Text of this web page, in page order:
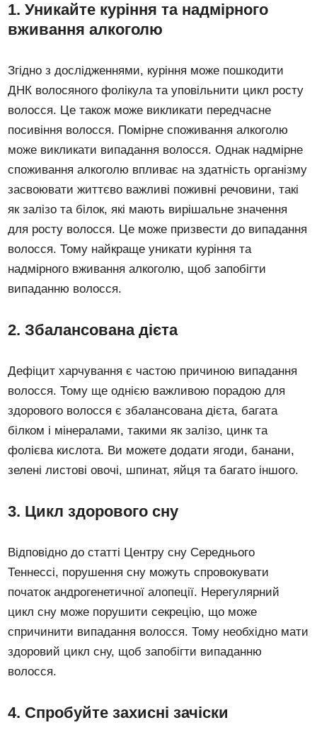
1. Уникайте куріння та надмірного
вживання алкоголю
Згідно з дослідженнями, куріння може пошкодити
ДНК волосяного фолікула та уповільнити цикл росту
волосся. Це також може викликати передчасне
посивіння волосся. Помірне споживання алкоголю
може викликати випадання волосся. Однак надмірне
споживання алкоголю впливає на здатність організму
засвоювати життєво важливі поживні речовини, такі
як залізо та білок, які мають вирішальне значення
для росту волосся. Це може призвести до випадання
волосся. Тому найкраще уникати куріння та
надмірного вживання алкоголю, щоб запобігти
випаданню волосся.
2. Збалансована дієта
Дефіцит харчування є частою причиною випадання
волосся. Тому ще однією важливою порадою для
здорового волосся є збалансована дієта, багата
білком і мінералами, такими як залізо, цинк та
фолієва кислота. Ви можете додати ягоди, банани,
зелені листові овочі, шпинат, яйця та багато іншого.
3. Цикл здорового сну
Відповідно до статті Центру сну Середнього
Теннессі, порушення сну можуть спровокувати
початок андрогенетичної алопеції. Нерегулярний
цикл сну може порушити секрецію, що може
спричинити випадання волосся. Тому необхідно мати
здоровий цикл сну, щоб запобігти випаданню
волосся.
4. Спробуйте захисні зачіски